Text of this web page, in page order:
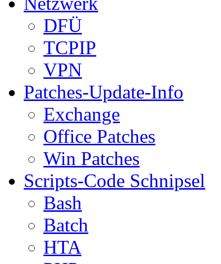
DFÜ
TCPIP
VPN
Patches-Update-Info
Exchange
Office Patches
Win Patches
Scripts-Code Schnipsel
Bash
Batch
HTA